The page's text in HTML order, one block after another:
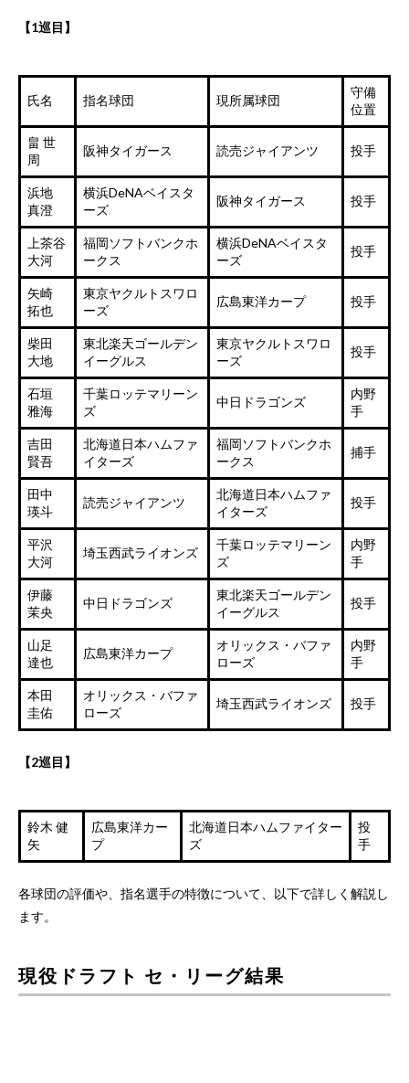
【1巡目】
氏名 指名球団 現所属球団
守備
位置
畠 世
周
阪神タイガース 読売ジャイアンツ 投手
浜地
真澄
横浜DeNAベイスタ
ーズ
阪神タイガース 投手
上茶谷
大河
福岡ソフトバンクホ
ークス
横浜DeNAベイスタ
ーズ
投手
矢崎
拓也
東京ヤクルトスワロ
ーズ
広島東洋カープ 投手
柴田
大地
東北楽天ゴールデン
イーグルス
東京ヤクルトスワロ
ーズ
投手
石垣
雅海
千葉ロッテマリーン
ズ
中日ドラゴンズ
内野
手
吉田
賢吾
北海道日本ハムファ
イターズ
福岡ソフトバンクホ
ークス
捕手
田中
瑛斗
読売ジャイアンツ
北海道日本ハムファ
イターズ
投手
平沢
大河
埼玉西武ライオンズ
千葉ロッテマリーン
ズ
内野
手
伊藤
茉央
中日ドラゴンズ
東北楽天ゴールデン
イーグルス
投手
山足
達也
広島東洋カープ
オリックス・バファ
ローズ
内野
手
本田
圭佑
オリックス・バファ
ローズ
埼玉西武ライオンズ 投手
【2巡目】
鈴木 健
矢
広島東洋カー
プ
北海道日本ハムファイター
ズ
投
手
各球団の評価や、指名選手の特徴について、以下で詳しく解説し
ます。
現役ドラフト セ・リーグ結果